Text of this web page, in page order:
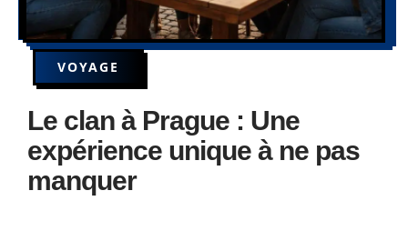
VOYAGE
Le clan à Prague : Une
expérience unique à ne pas
manquer